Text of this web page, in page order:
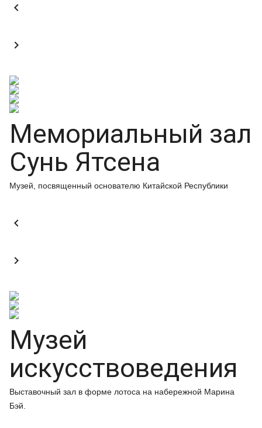


Мемориальный зал
Сунь Ятсена
Музей, посвященный основателю Китайской Республики


Музей
искусствоведения
Выставочный зал в форме лотоса на набережной Марина
Бэй.